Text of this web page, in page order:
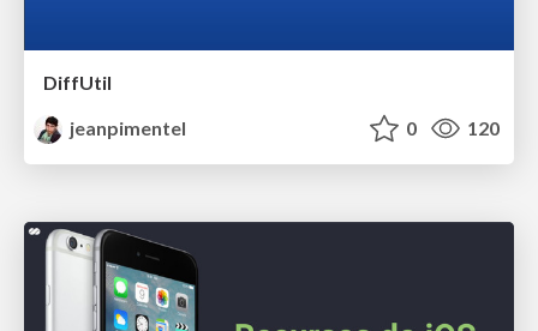
DiffUtil
jeanpimentel
0 120